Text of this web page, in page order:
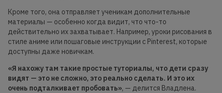
Кроме того, она отправляет ученикам дополнительные
материалы — особенно когда видит, что что-то
действительно их захватывает. Например, уроки рисования в
стиле аниме или пошаговые инструкции с Pinterest, которые
доступны даже новичкам.
«Я нахожу там такие простые туториалы, что дети сразу
видят — это не сложно, это реально сделать. И это их
очень подталкивает пробовать», — делится Владлена.